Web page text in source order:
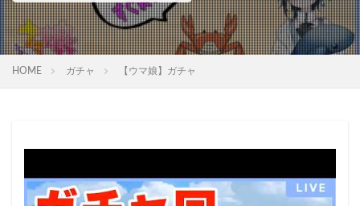
HOME ガチャ 【ウマ娘】ガチャ